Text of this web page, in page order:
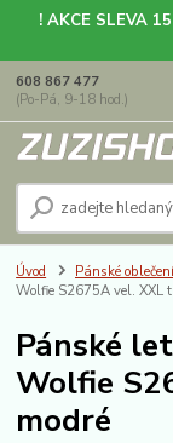
! AKCE SLEVA
608 867 477
(Po-Pá, 9-18 hod.)
Úvod Pánské
Wolfie S2675A vel. XXL
Pánské
Wolfie
modré